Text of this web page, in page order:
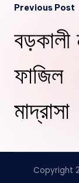
Post
Previous Post
ফাজিল
মাদ্রাসা
Copyright